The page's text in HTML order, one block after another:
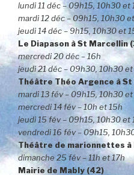
lundi 11 déc – 09h15, 10h30 et
mardi 12 déc – 09h15, 10h30
jeudi 14 déc – 9h15, 10h30 et
Le Diapason à St Marcellin
mercredi 20 déc – 16h
jeudi 21 déc – 09h30, 10h30 et
Théâtre Théo Argence à
mardi 13 fév – 09h15, 10h30
mercredi 14 fév – 10h et 15h
jeudi 15 fév – 09h15, 10h30 et
vendredi 16 fév – 09h15,
Théâtre de marionnettes
dimanche 25 fév – 11h et 17h
Mairie de Mably (42)